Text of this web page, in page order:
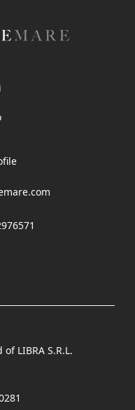
of LIBRA S.R.L.